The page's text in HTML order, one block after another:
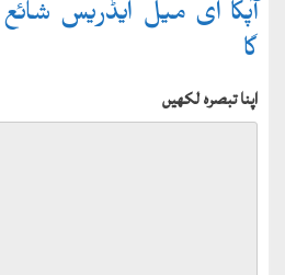
آپکا ای میل ایڈریس
گا
اپنا تبصرہ لکھیں